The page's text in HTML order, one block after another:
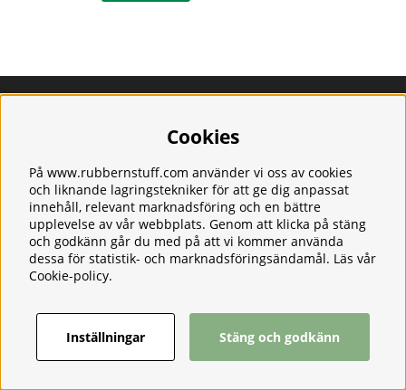
Kontakt
Kundservice
Köpvillkor
Tjänster
Våra produkter
Ångerrätt & Returer
Cookies
På www.rubbernstuff.com använder vi oss av cookies
och liknande lagringstekniker för att ge dig anpassat
innehåll, relevant marknadsföring och en bättre
upplevelse av vår webbplats. Genom att klicka på stäng
och godkänn går du med på att vi kommer använda
dessa för statistik- och marknadsföringsändamål. Läs vår
Cookie-policy.
Inställningar Stäng och godkänn